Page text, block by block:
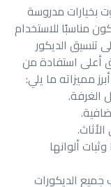
بخيارات مدروسة
مناسبًا للاستخدام
تنسيق الديكور
أعلى استفادة من
مميزاته ما يلي:
ألوانها
الديكورات